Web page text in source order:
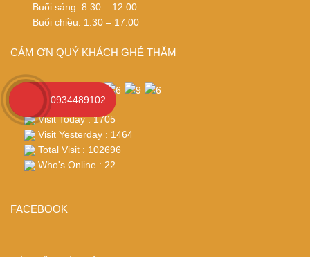
Buổi sáng: 8:30 – 12:00
Buổi chiều: 1:30 – 17:00
CÁM ƠN QUÝ KHÁCH GHÉ THĂM
Visit Today : 1705
Visit Yesterday : 1464
Total Visit : 102696
Who's Online : 22
FACEBOOK
0934489102